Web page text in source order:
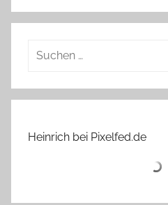
Suchen
Heinrich bei Pixelfed.de